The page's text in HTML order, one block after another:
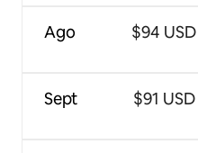
Ago
Sept
$94 USD
$91 USD